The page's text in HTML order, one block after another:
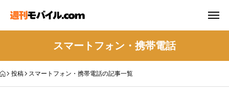
スマートフォン・携帯電話
投稿 スマートフォン・携帯電話の記事一覧